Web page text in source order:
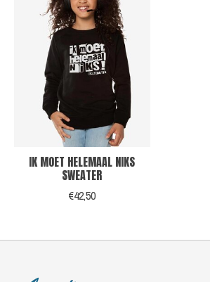
IK MOET HELEMAAL NIKS
SWEATER
€42,50